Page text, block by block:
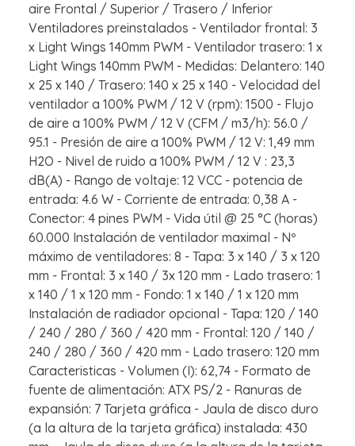
aire Frontal / Superior / Trasero / Inferior
Ventiladores preinstalados - Ventilador frontal: 3
x Light Wings 140mm PWM - Ventilador trasero: 1 x
Light Wings 140mm PWM - Medidas: Delantero: 140
x 25 x 140 / Trasero: 140 x 25 x 140 - Velocidad del
ventilador a 100% PWM / 12 V (rpm): 1500 - Flujo
de aire a 100% PWM / 12 V (CFM / m3/h): 56.0 /
95.1 - Presión de aire a 100% PWM / 12 V: 1,49 mm
H2O - Nivel de ruido a 100% PWM / 12 V : 23,3
dB(A) - Rango de voltaje: 12 VCC - potencia de
entrada: 4.6 W - Corriente de entrada: 0,38 A -
Conector: 4 pines PWM - Vida útil @ 25 °C (horas)
60.000 Instalación de ventilador maximal - Nº
máximo de ventiladores: 8 - Tapa: 3 x 140 / 3 x 120
mm - Frontal: 3 x 140 / 3x 120 mm - Lado trasero: 1
x 140 / 1 x 120 mm - Fondo: 1 x 140 / 1 x 120 mm
Instalación de radiador opcional - Tapa: 120 / 140
/ 240 / 280 / 360 / 420 mm - Frontal: 120 / 140 /
240 / 280 / 360 / 420 mm - Lado trasero: 120 mm
Caracteristicas - Volumen (I): 62,74 - Formato de
fuente de alimentación: ATX PS/2 - Ranuras de
expansión: 7 Tarjeta gráfica - Jaula de disco duro
(a la altura de la tarjeta gráfica) instalada: 430